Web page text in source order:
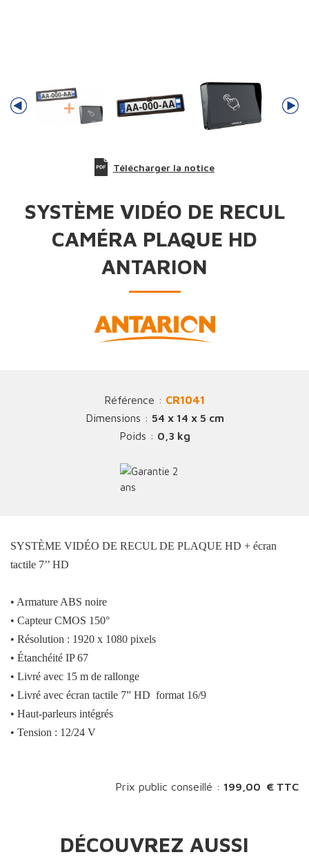
Télécharger la notice
SYSTÈME VIDÉO DE RECUL
CAMÉRA PLAQUE HD
ANTARION
Référence : CR1041
Dimensions : 54 x 14 x 5 cm
Poids : 0,3 kg
SYSTÈME VIDÉO DE RECUL DE PLAQUE HD + écran
tactile 7’’ HD
• Armature ABS noire
• Capteur CMOS 150°
• Résolution : 1920 x 1080 pixels
• Étanchéité IP 67
• Livré avec 15 m de rallonge
• Livré avec écran tactile 7” HD format 16/9
• Haut-parleurs intégrés
• Tension : 12/24 V
Prix public conseillé : 199,00 € TTC
DÉCOUVREZ AUSSI